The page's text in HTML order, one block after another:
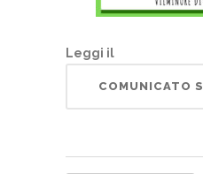
Leggi il
COMUNICATO